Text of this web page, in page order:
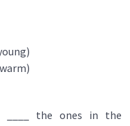
____ the ones in the